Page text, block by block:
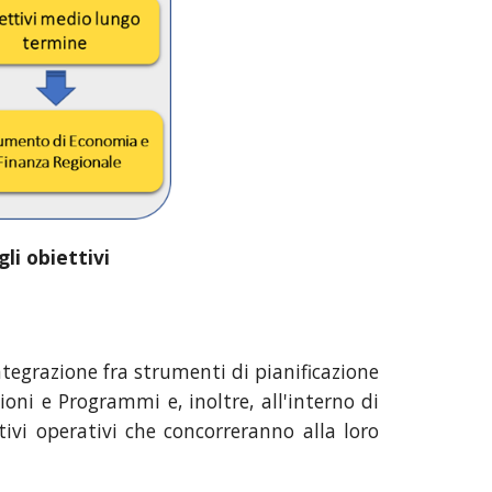
obiettivi
fra strumenti di pianificazione
e Programmi e, inoltre, all'interno di
operativi che concorreranno alla loro